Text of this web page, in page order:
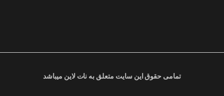
تمامی حقوق این سایت متعلق به نات لاین میباشد